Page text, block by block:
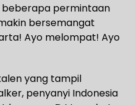
beberapa permintaan
bersemangat
Ayo melompat! Ayo
yang tampil
penyanyi Indonesia